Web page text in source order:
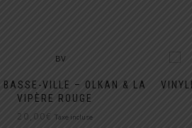
BASSE-VILLE – OLKAN & LA
VIPÈRE ROUGE
20,00€ Taxe incluse